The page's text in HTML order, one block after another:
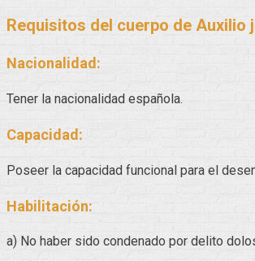
Requisitos del cuerpo de Auxilio
Nacionalidad:
Tener la nacionalidad española.
Capacidad:
Poseer la capacidad funcional para el
Habilitación:
a) No haber sido condenado por delito